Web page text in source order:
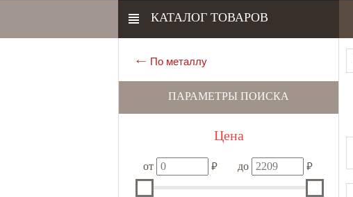
КАТАЛОГ ТОВАРОВ
По металлу
ПАРАМЕТРЫ ПОИСКА
Цена
от ₽ до ₽